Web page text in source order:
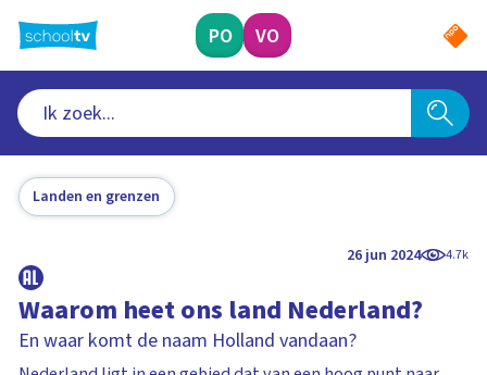
naar
hoofdinhoud
PO VO
Landen en grenzen
26 jun 2024 4.7k
Waarom heet ons land Nederland?
En waar komt de naam Holland vandaan?